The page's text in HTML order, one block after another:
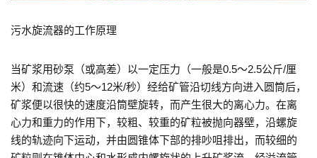
污水旋流器的工作原理
当矿浆用砂泵（或高差）以一定压力（一般是0.5～2.5公斤/厘
米）和流速（约5～12米/秒）经给矿管沿切线方向进入圆筒后，
矿浆便以很快的速度沿筒壁旋转，而产生很大的离心力。在离
心力和重力的作用下，较粗、较重的矿粒被抛向器壁，沿螺旋
线的轨迹向下运动，并由圆锥体下部的排吵咀排出，而较细的